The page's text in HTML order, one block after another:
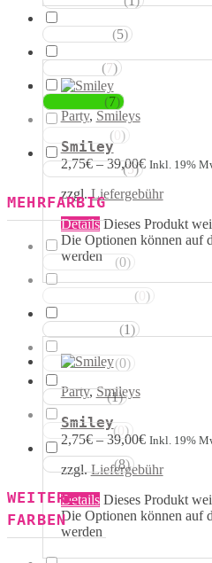
Party, Smileys
Smiley
2,75€–39,00€ Inkl. 19%
zzgl.Liefergebühr
Details Dieses Produkt
Die Optionen können auf
werden
Party,Smileys
Smiley
2,75€– 39,00€ Inkl. 19%
zzgl.Liefergebühr
Details Dieses Produkt
Die Optionen können auf
werden
(5)
(7)
(7)
( )
Schwarztöne (5)
MEHRFARBIG
Rosa Weiss (0)
( )
(1)
Gold Weiss (0)
Rot Weiss (1)
Blau Weiss ( )
Mehrfarbig (8)
WEITERE
FARBEN